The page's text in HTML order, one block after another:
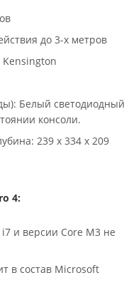
до 3-х метров
Kensington
Белый светодиодный
консоли.
239 х 334 х 209
4:
и версии Core M3 не
в состав Microsoft